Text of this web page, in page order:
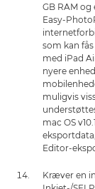
GB RAM og
Easy-
som kan
med iPad
nyere
muligvis
mac OS
Editor-
Kræver en